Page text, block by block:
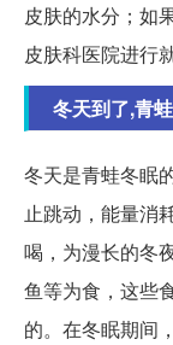
皮肤的水分；如
皮肤科医院进行
冬天到了,青
冬天是青蛙冬眠
止跳动，能量消
喝，为漫长的冬
鱼等为食，这些
的。在冬眠期间